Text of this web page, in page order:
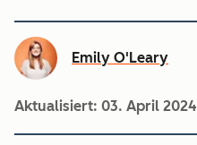
Emily O'Leary
Aktualisiert: 03. April 2024